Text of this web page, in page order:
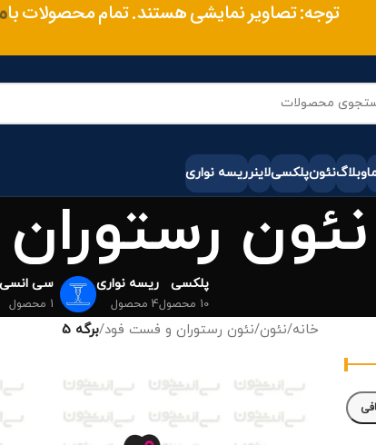
توجه: تصاویر نمایشی هستند. تمام محصولات با
وبلاگنئونپلکسیلاینرریسه نواری
نئون
پلکسی
10 محصول
ریسه نواری
4 محصول
سی
1 محصول
خانه/نئون/نئون رستوران و فست فود/برگه 5